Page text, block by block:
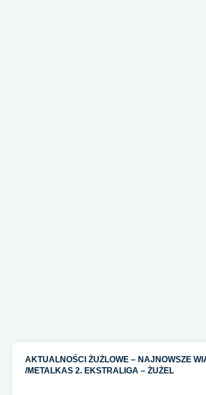
AKTUALNOŚCI ŻUŻLOWE – NAJNOWSZE
/METALKAS 2. EKSTRALIGA – ŻUŻEL